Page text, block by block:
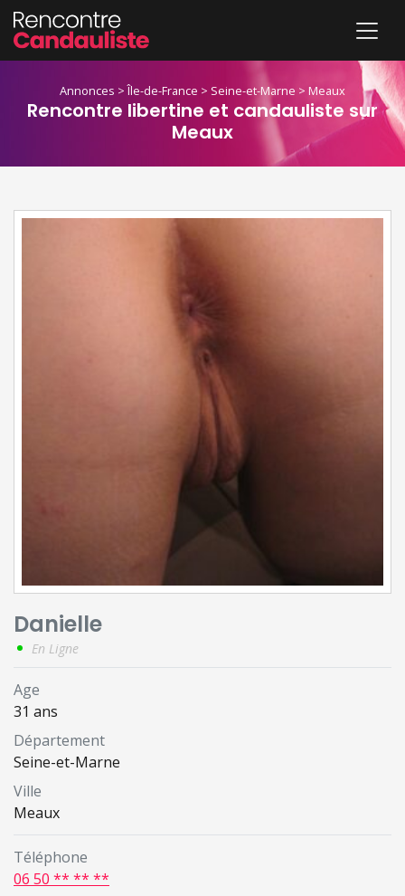
Annonces >Île-de-France > Seine-et-Marne > Meaux
Rencontre libertine et candauliste sur
Meaux
Danielle
En Ligne
Age
31 ans
Département
Seine-et-Marne
Ville
Meaux
Téléphone
06 50 ** ** **